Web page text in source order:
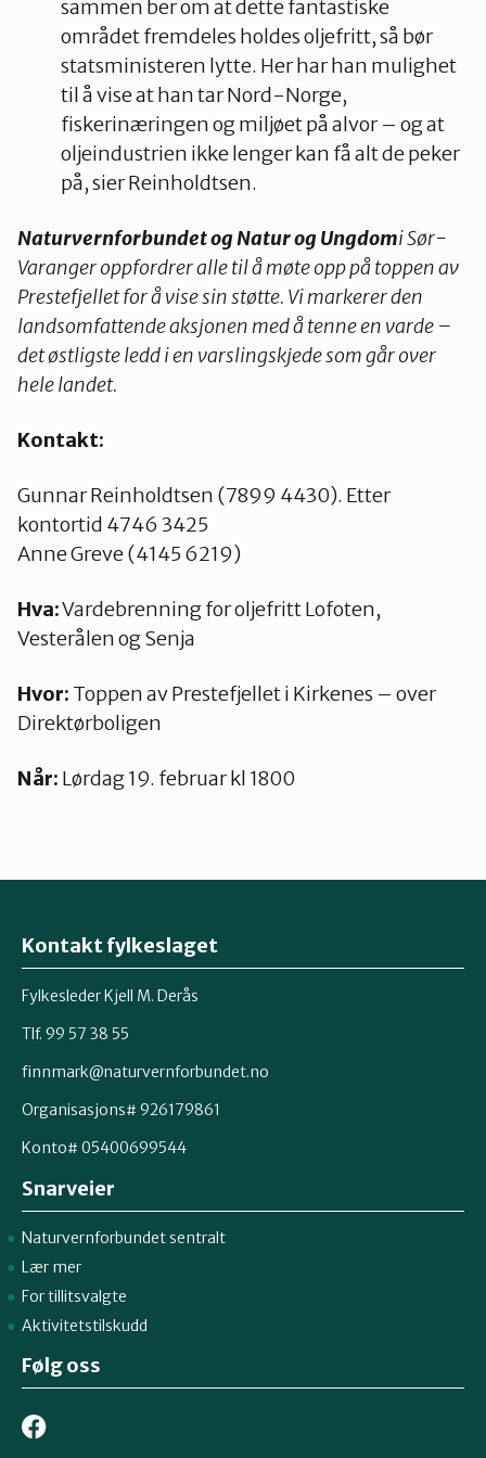
sammen ber om at dette fantastiske
området fremdeles holdes oljefritt, så bør
statsministeren lytte. Her har han mulighet
til å vise at han tar Nord-Norge,
fiskerinæringen og miljøet på alvor – og at
oljeindustrien ikke lenger kan få alt de peker
på, sier Reinholdtsen.
Naturvernforbundet og Natur og Ungdomi Sør-
Varanger oppfordrer alle til å møte opp på toppen av
Prestefjellet for å vise sin støtte. Vi markerer den
landsomfattende aksjonen med å tenne en varde –
det østligste ledd i en varslingskjede som går over
hele landet.
Kontakt:
Gunnar Reinholdtsen (7899 4430). Etter
kontortid 4746 3425
Anne Greve (4145 6219)
Hva:Vardebrenning for oljefritt Lofoten,
Vesterålen og Senja
Hvor: Toppen av Prestefjellet i Kirkenes – over
Direktørboligen
Når: Lørdag 19. februar kl 1800
Kontakt fylkeslaget
Fylkesleder Kjell M. Derås
Tlf. 99 57 38 55
finnmark@naturvernforbundet.no
Organisasjons# 926179861
Konto# 05400699544
Snarveier
Naturvernforbundet sentralt
Lær mer
For tillitsvalgte
Aktivitetstilskudd
Følg oss